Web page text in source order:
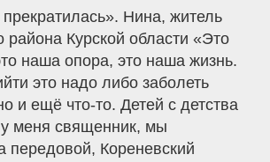
Нина, житель
района Курской области «Это
наша опора, это наша жизнь.
это надо либо заболеть
и ещё что-то. Детей с детства
меня священник, мы
передовой, Кореневский